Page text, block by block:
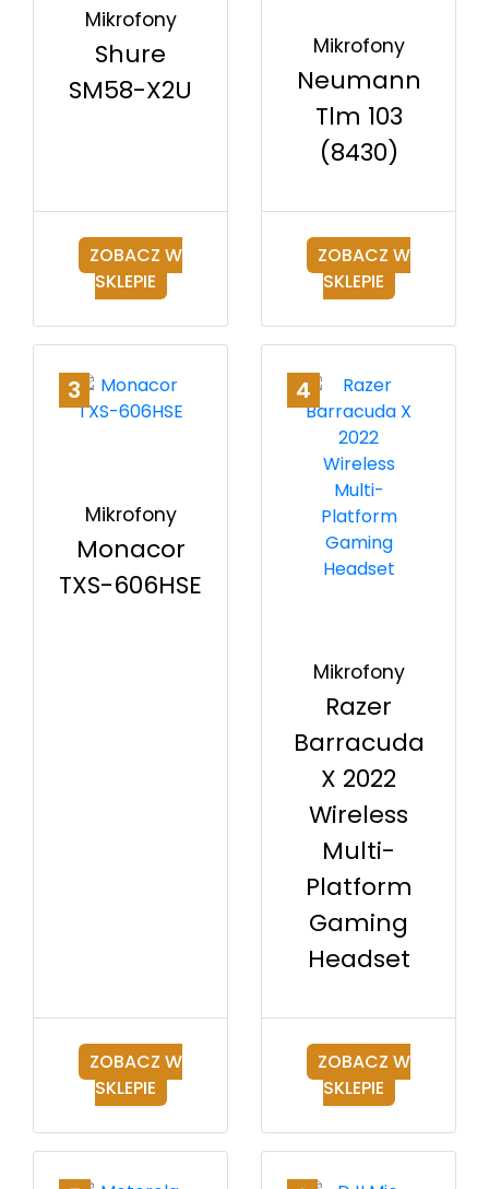
Mikrofony
Shure
SM58-X2U
ZOBACZ W
SKLEPIE
Mikrofony
Neumann
Tlm 103
(8430)
ZOBACZ W
SKLEPIE
3
Mikrofony
Monacor
TXS-606HSE
ZOBACZ W
SKLEPIE
4
Mikrofony
Razer
Barracuda
X 2022
Wireless
Multi-
Platform
Gaming
Headset
ZOBACZ W
SKLEPIE